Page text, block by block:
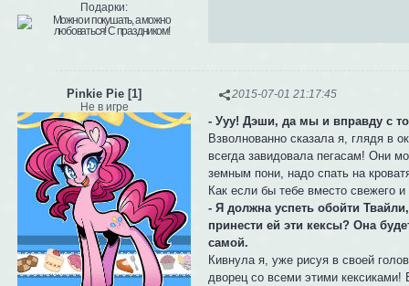
Подарки:
2015-07-01 21:17:45
Pinkie Pie [1]
Не в игре
- Ууу! Дэши, да мы и вправду с
Взволнованно сказала я, глядя в
всегда завидовала пегасам! Они
земным пони, надо спать на
Как если бы тебе вместо свежего
- Я должна успеть обойти
принести ей эти кексы? Она
самой.
Кивнула я, уже рисуя в своей
дворец со всеми этими кексиками!